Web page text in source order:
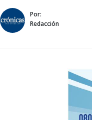
Por:
Redacción